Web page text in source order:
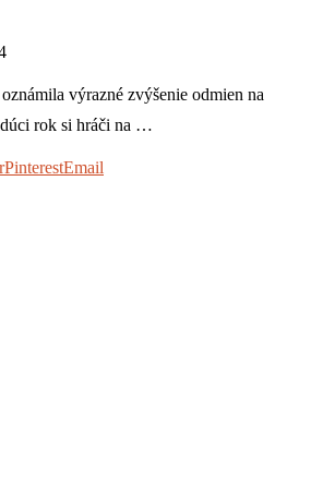
výrazné zvýšenie odmien na
rok si hráči na …
PinterestEmail